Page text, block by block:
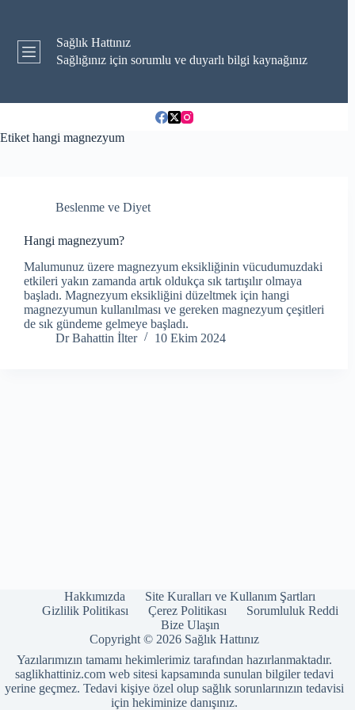
Sağlık Hattınız
Sağlığınız için sorumlu ve duyarlı bilgi kaynağınız
Etiket hangi magnezyum
Beslenme ve Diyet
Hangi magnezyum?
Malumunuz üzere magnezyum eksikliğinin vücudumuzdaki
etkileri yakın zamanda artık oldukça sık tartışılır olmaya
başladı. Magnezyum eksikliğini düzeltmek için hangi
magnezyumun kullanılması ve gereken magnezyum çeşitleri
de sık gündeme gelmeye başladı.
Dr Bahattin İlter
10 Ekim 2024
Hakkımızda
Site Kuralları ve Kullanım Şartları
Gizlilik Politikası
Çerez Politikası
Sorumluluk Reddi
Bize Ulaşın
Copyright © 2026 Sağlık Hattınız
Yazılarımızın tamamı hekimlerimiz tarafından hazırlanmaktadır.
saglikhattiniz.com web sitesi kapsamında sunulan bilgiler tedavi
yerine geçmez. Tedavi kişiye özel olup sağlık sorunlarınızın tedavisi
için hekiminize danışınız.